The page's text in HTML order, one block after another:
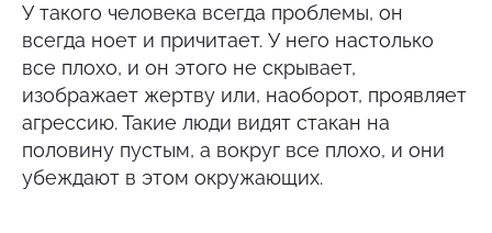
У такого человека всегда проблемы, он
всегда ноет и причитает. У него настолько
все плохо, и он этого не скрывает,
изображает жертву или, наоборот, проявляет
агрессию. Такие люди видят стакан на
половину пустым, а вокруг все плохо, и они
убеждают в этом окружающих.